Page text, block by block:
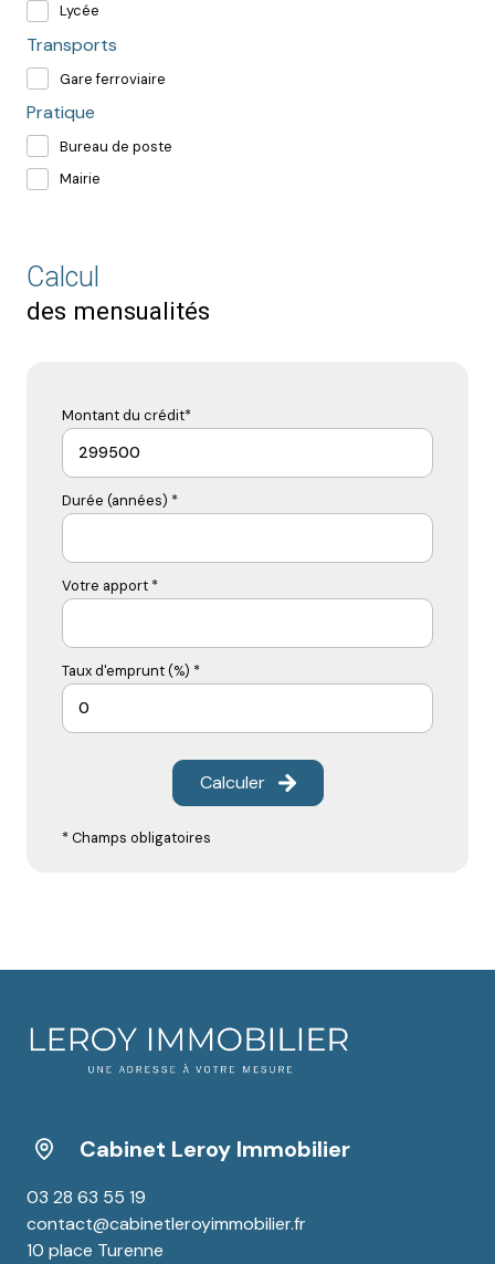
Lycée
Transports
Gare ferroviaire
Pratique
Bureau de poste
Mairie
Calcul
des mensualités
Montant du crédit*
Durée (années) *
Votre apport *
Taux d'emprunt (%) *
Calculer
* Champs obligatoires
Cabinet Leroy Immobilier
03 28 63 55 19
contact@cabinetleroyimmobilier.fr
10 place Turenne